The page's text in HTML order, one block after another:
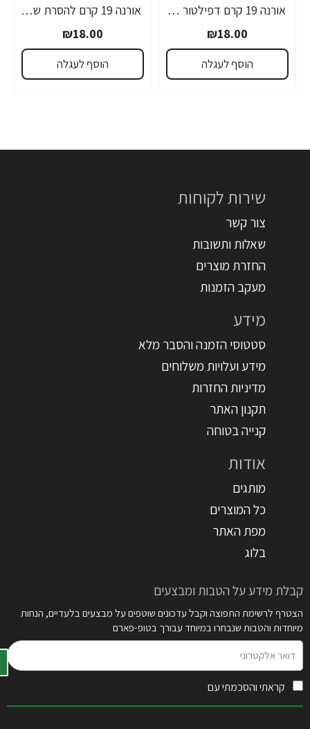
אורנה 19 קרם דפילטור לעור רגיש 80 גרם
₪18.00
הוסף לעגלה
אורנה 19 קרם להסרת שיער לקו הביקיני 90 מ"ל
₪18.00
הוסף לעגלה
שירות לקוחות
צור קשר
שאלות ותשובות
החזרת מוצרים
מעקב הזמנות
מידע
סטטוסי הזמנה והסבר מלא
מידע ועלויות משלוחים
מדיניות החזרות
תקנון האתר
קנייה בטוחה
אודות
מותגים
כל המוצרים
מפת האתר
בלוג
קבלת מידע על הטבות ומבצעים
הצטרף לרשימת התפוצה וקבל עדכונים שוטפים על מבצעים בלעדיים, הנחות
מיוחדות והטבות שנבחרו במיוחד עבורך בטופ-פארם
אלקטרוני
קראתי והסכמתי עם